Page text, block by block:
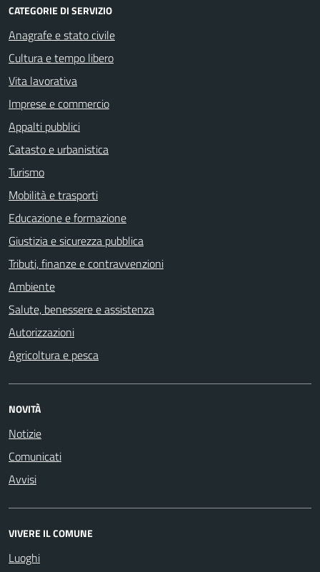
CATEGORIE DI SERVIZIO
Anagrafe e stato civile
Cultura e tempo libero
Vita lavorativa
Imprese e commercio
Appalti pubblici
Catasto e urbanistica
Turismo
Mobilità e trasporti
Educazione e formazione
Giustizia e sicurezza pubblica
Tributi, finanze e contravvenzioni
Ambiente
Salute, benessere e assistenza
Autorizzazioni
Agricoltura e pesca
NOVITÀ
Notizie
Comunicati
Avvisi
VIVERE IL COMUNE
Luoghi